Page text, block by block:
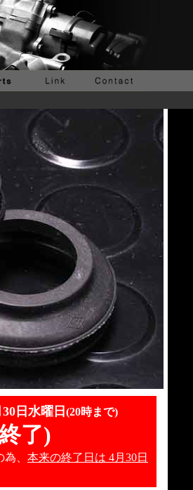
日水曜日 (20時まで)
了)
、 本来の終了日は 4月30日